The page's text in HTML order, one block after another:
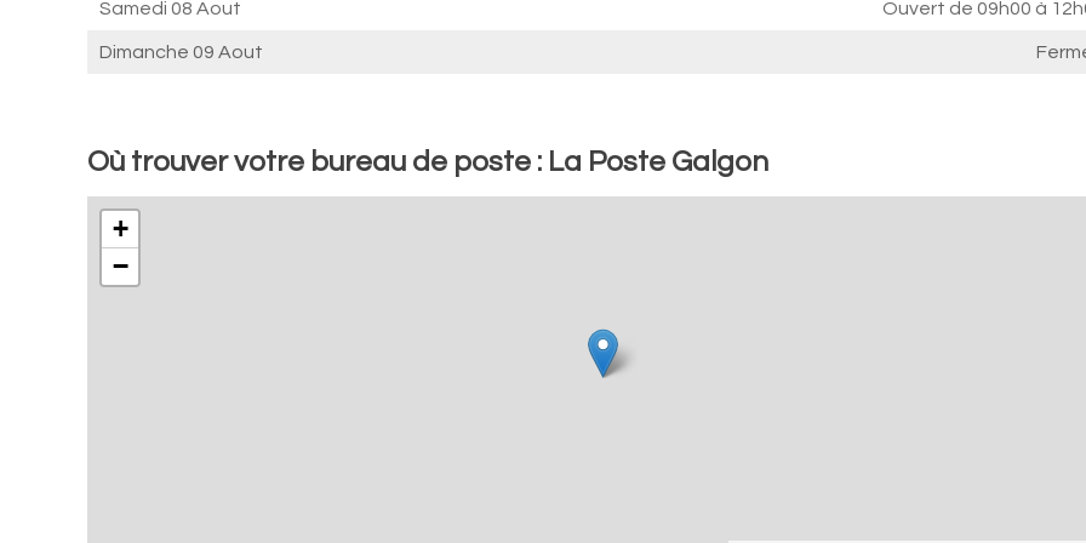
Samedi 08 Aout Ouvert de 09h00 à
Dimanche 09 Aout
Où trouver votre bureau de poste : La Poste Galgon
+
−